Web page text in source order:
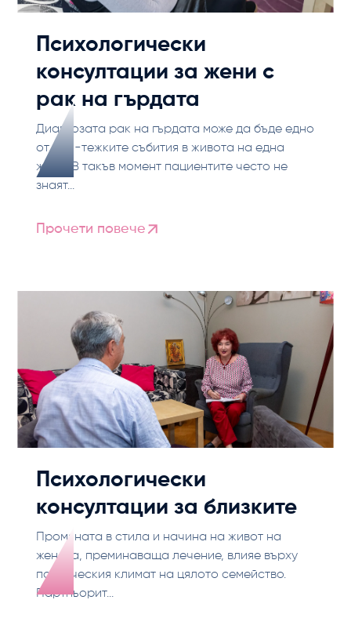
Психологически
консултации за жени с
рак на гърдата
Диагнозата рак на гърдата може да бъде едно
от най-тежките събития в живота на една
жена. В такъв момент пациентите често не
знаят...
Прочети повече
Психологически
консултации за близките
Промяната в стила и начина на живот на
жената, преминаваща лечение, влияе върху
психическия климат на цялото семейство.
Партньорит...